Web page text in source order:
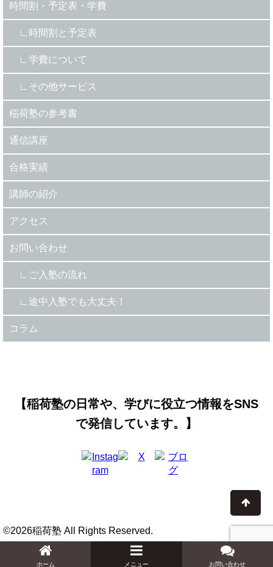
時間割・予定表・学費
時間割と予定表
学費について
その他サービス
稲荷塾の参考書
通信講座
合格実績
講師の紹介
アクセス
お問い合わせ
ご入塾の流れ
途中入塾でも大丈夫！
コラム
ホーム お問い合わせ
【稲荷塾の日常や、学びに役立つ情報をSNS
で発信しています。】
©2026稲荷塾 All Rights Reserved.